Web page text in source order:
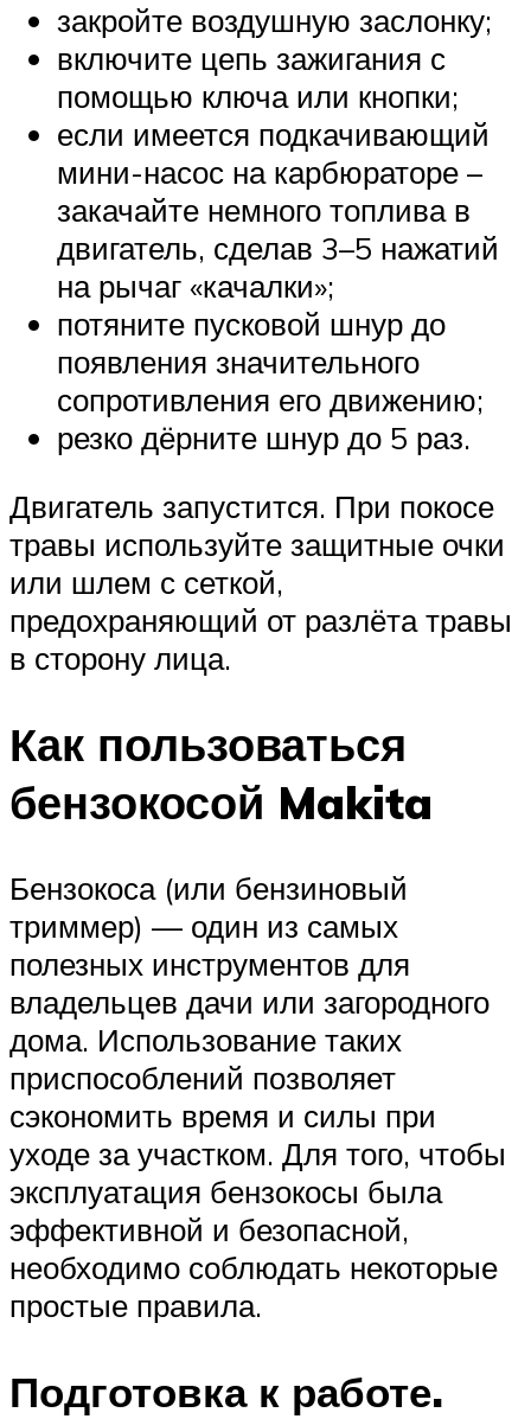
закройте воздушную заслонку;
включите цепь зажигания с
помощью ключа или кнопки;
если имеется подкачивающий
мини-насос на карбюраторе –
закачайте немного топлива в
двигатель, сделав 3–5 нажатий
на рычаг «качалки»;
потяните пусковой шнур до
появления значительного
сопротивления его движению;
резко дёрните шнур до 5 раз.
Двигатель запустится. При покосе
травы используйте защитные очки
или шлем с сеткой,
предохраняющий от разлёта травы
в сторону лица.
Как пользоваться
бензокосой Makita
Бензокоса (или бензиновый
триммер) — один из самых
полезных инструментов для
владельцев дачи или загородного
дома. Использование таких
приспособлений позволяет
сэкономить время и силы при
уходе за участком. Для того, чтобы
эксплуатация бензокосы была
эффективной и безопасной,
необходимо соблюдать некоторые
простые правила.
Подготовка к работе.